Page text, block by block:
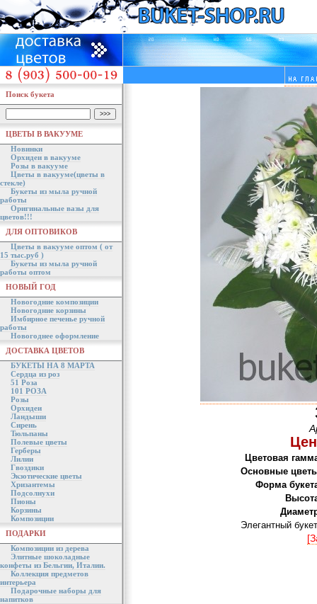
Поиск букета
ЦВЕТЫ В ВАКУУМЕ
Новинки
Орхидеи в вакууме
Розы в вакууме
Цветы в вакууме(цветы в
стекле)
Букеты из мыла ручной
работы
Оригинальные вазы для
цветов!!!
ДЛЯ ОПТОВИКОВ
Цветы в вакууме оптом ( от
15 тыс.руб )
Букеты из мыла ручной
работы оптом
НОВЫЙ ГОД
Новогодние композиции
Новогодние корзины
Имбирное печенье ручной
работы
Новогоднее оформление
ДОСТАВКА ЦВЕТОВ
БУКЕТЫ НА 8 МАРТА
Сердца из роз
51 Роза
101 РОЗА
Розы
Орхидеи
Ландыши
Сирень
Тюльпаны
Полевые цветы
Герберы
Лилии
Гвоздики
Экзотические цветы
Хризантемы
Подсолнухи
Пионы
Корзины
Композиции
ПОДАРКИ
Композиции из дерева
Элитные шоколадные
конфеты из Бельгии, Италии.
Коллекция предметов
интерьера
Подарочные наборы для
напитков
Цветовая
Основные
Форма
Элегантный